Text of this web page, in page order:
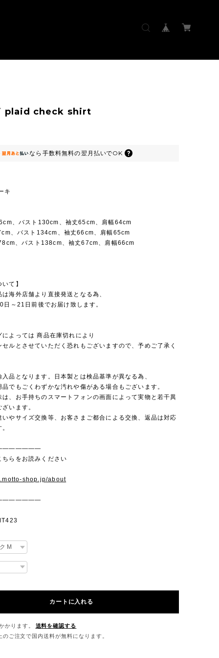
plaid check shirt
なら 手数料無料の翌月払いでOK
キ
、バスト130cm、袖丈65cm、肩幅64cm
、バスト134cm、袖丈66cm、肩幅65cm
、バスト138cm、袖丈67cm、肩幅66cm
て】
海外店舗より直接発送となる為、
日～21日前後でお届け致します。
によっては 商品在庫切れにより
ルとさせていただく恐れもございますので、予めご了承く
入品となります。日本製とは検品基準が異なる為、
でもごくわずかな汚れや傷がある場合もございます。
は、お手持ちのスマートフォンの画面によって実物と若干異
います。
いやサイズ交換等、お客さまご都合による交換、返品は対応
ちらをお読みください
shop.jp/about
カートに入れる
かります。
送料を確認する
ご注文で国内送料が無料になります。